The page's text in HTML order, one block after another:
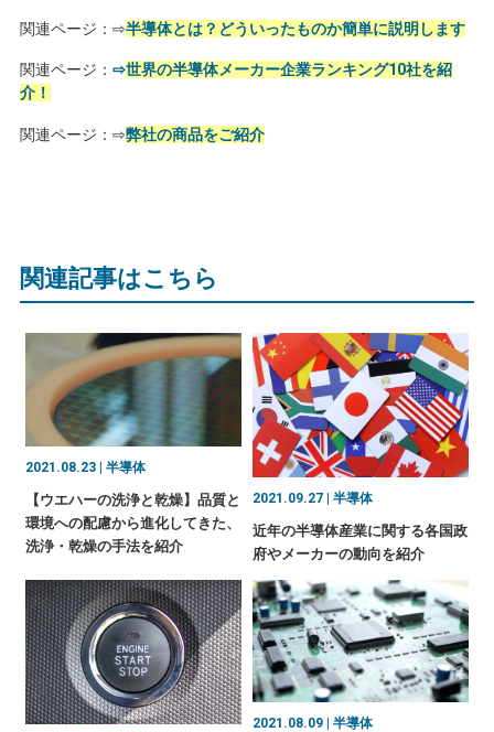
関連ページ：⇨半導体とは？どういったものか簡単に説明します
関連ページ： ⇨世界の半導体メーカー企業ランキング10社を紹
介！
関連ページ：⇨弊社の商品をご紹介
関連記事はこちら
2021.08.23 | 半導体
【ウエハーの洗浄と乾燥】品質と
環境への配慮から進化してきた、
洗浄・乾燥の手法を紹介
2021.09.27 | 半導体
近年の半導体産業に関する各国政
府やメーカーの動向を紹介
2021.08.09 | 半導体